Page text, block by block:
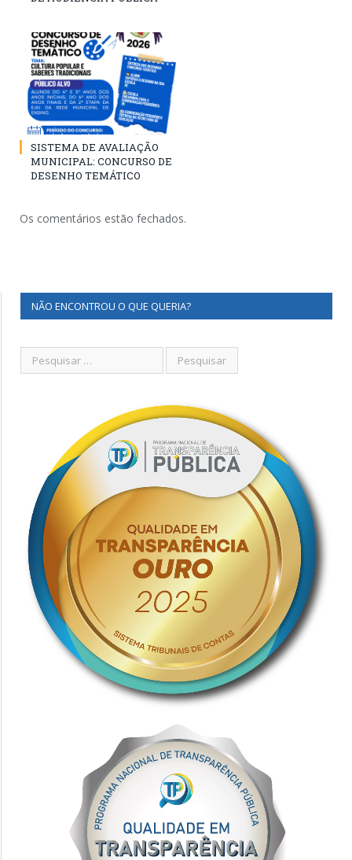
SISTEMA DE AVALIAÇÃO
MUNICIPAL: CONCURSO DE
DESENHO TEMÁTICO
Os comentários estão fechados.
NÃO ENCONTROU O QUE QUERIA?